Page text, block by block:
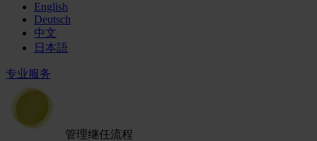
English
Deutsch
中文
日本語
专业服务
管理继任流程